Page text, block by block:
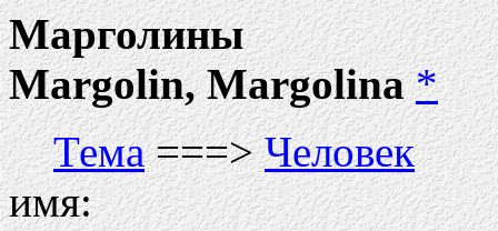
Марголины
Margolin, Margolina *
Тема===>Человек
имя: